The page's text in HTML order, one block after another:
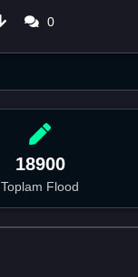
0
18900
Toplam Flood